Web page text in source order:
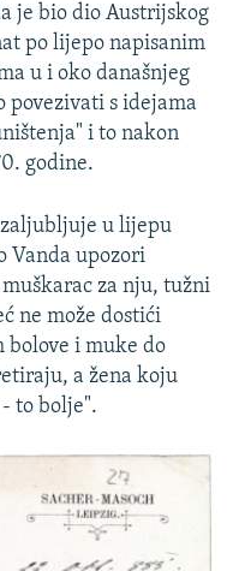
je bio dio Austrijskog
po lijepo napisanim
u i oko današnjeg
povezivati s idejama
i to nakon
godine.
zaljubljuje u lijepu
Vanda upozori
za nju, tužni
ne može dostići
bolove i muke do
a žena koju
to bolje".